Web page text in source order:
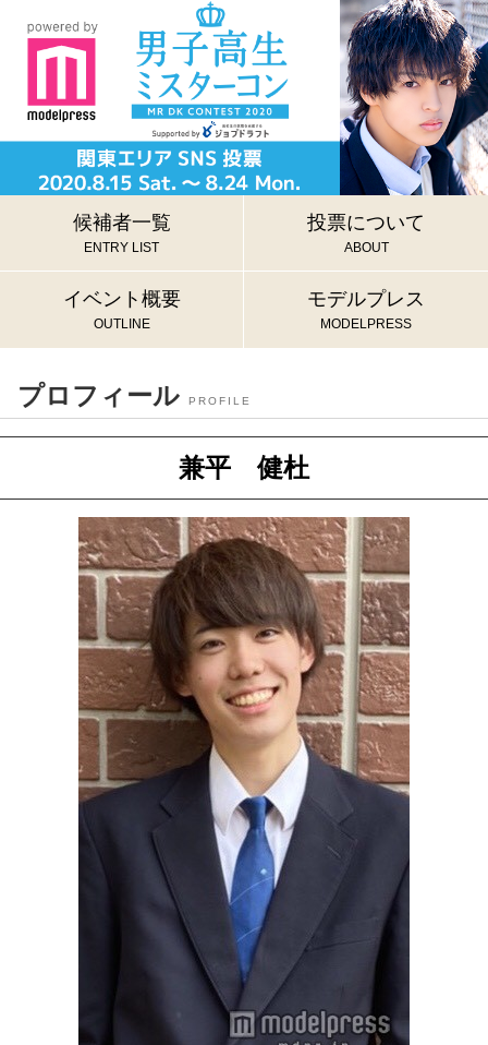
候補者一覧
ENTRY LIST
投票について
ABOUT
イベント概要
OUTLINE
モデルプレス
MODELPRESS
プロフィール PROFILE
兼平 健杜